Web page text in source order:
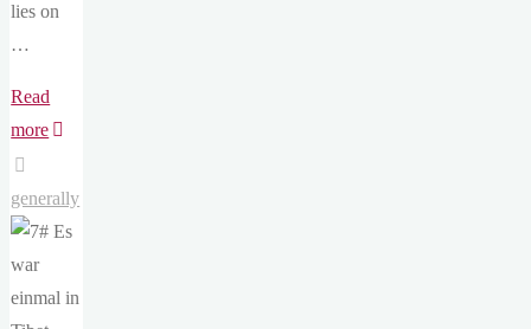
lies on
…
Read
more
upon
a
in
generally